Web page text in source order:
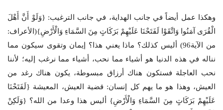
وهكذا عمل أيضاً في جانب الهداية، في جانب الترغيب: {وَلَوْ أَنَّ أَهْلَ
الْقُرَى آمَنُوا وَاتَّقَوْا لَفَتَحْنَا عَلَيْهِمْ بَرَكَاتٍ مِنَ السَّمَاءِ وَالْأَرْضِ}(الأعراف:
من الآية96) أليس كذلك؟ ماذا يعني هذا؟ إيمان وتقوى سيكون مما
نناله في هذه الدنيا هو أشياء مما نحب، أشياء مما نرغب إليه؛ لأننا
نحب العاجلة فستكون هناك أرزاق مبسوطة، يكون هناك رغد من
العيش، وهذا هو ما يهم كل إنسان: قضية العيش، المعيشة {لَفَتَحْنَا
عَلَيْهِمْ بَرَكَاتٍ مِنَ السَّمَاءِ وَالْأَرْضِ} أليس هذا وعدا من الله؟ {وَلَكِنْ